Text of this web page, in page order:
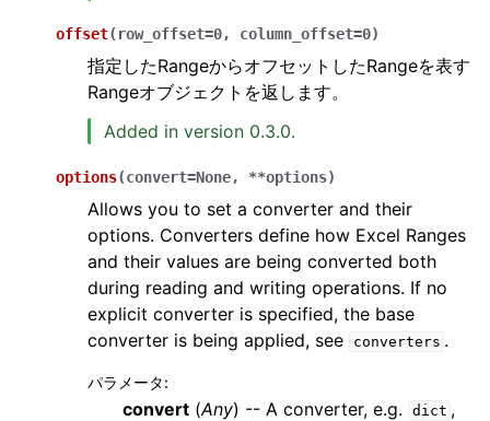
offset( row_offset=0, column_offset=0)
指定したRangeからオフセットしたRangeを表す
Rangeオブジェクトを返します。
Added in version 0.3.0.
options(convert=None, **options)
Allows you to set a converter and their
options. Converters define how Excel Ranges
and their values are being converted both
during reading and writing operations. If no
explicit converter is specified, the base
converter is being applied, see
converters .
パラメータ:
convert (Any) -- A converter, e.g. dict ,